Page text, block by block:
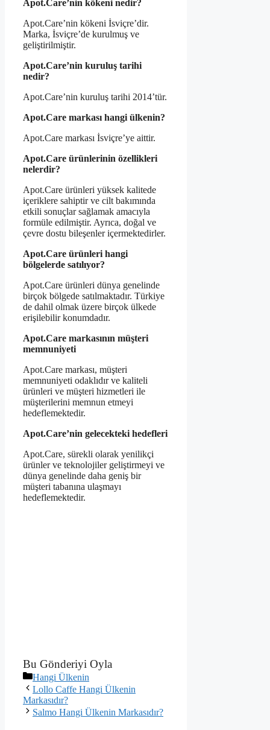
Apot.Care’nin kökeni nedir?
Apot.Care’nin kökeni İsviçre’dir.
Marka, İsviçre’de kurulmuş ve
geliştirilmiştir.
Apot.Care’nin kuruluş tarihi
nedir?
Apot.Care’nin kuruluş tarihi 2014’tür.
Apot.Care markası hangi ülkenin?
Apot.Care markası İsviçre’ye aittir.
Apot.Care ürünlerinin özellikleri
nelerdir?
Apot.Care ürünleri yüksek kalitede
içeriklere sahiptir ve cilt bakımında
etkili sonuçlar sağlamak amacıyla
formüle edilmiştir. Ayrıca, doğal ve
çevre dostu bileşenler içermektedirler.
Apot.Care ürünleri hangi
bölgelerde satılıyor?
Apot.Care ürünleri dünya genelinde
birçok bölgede satılmaktadır. Türkiye
de dahil olmak üzere birçok ülkede
erişilebilir konumdadır.
Apot.Care markasının müşteri
memnuniyeti
Apot.Care markası, müşteri
memnuniyeti odaklıdır ve kaliteli
ürünleri ve müşteri hizmetleri ile
müşterilerini memnun etmeyi
hedeflemektedir.
Apot.Care’nin gelecekteki hedefleri
Apot.Care, sürekli olarak yenilikçi
ürünler ve teknolojiler geliştirmeyi ve
dünya genelinde daha geniş bir
müşteri tabanına ulaşmayı
hedeflemektedir.
Bu Gönderiyi Oyla
Kategoriler
Hangi Ülkenin
Lollo Caffe Hangi Ülkenin
Markasıdır?
Salmo Hangi Ülkenin Markasıdır?